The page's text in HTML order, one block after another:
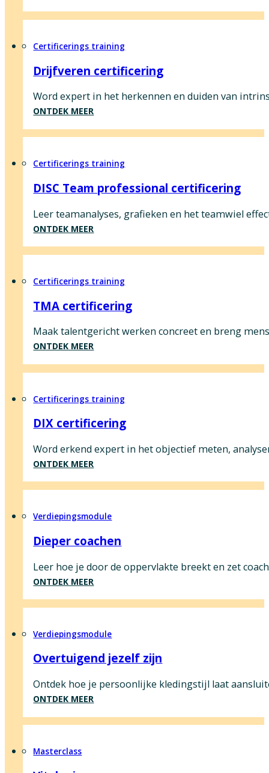
Certificerings training
Drijfveren certificering
Word expert in het herkennen en duiden van
ONTDEK MEER
Certificerings training
DISC Team professional certificering
Leer teamanalyses, grafieken en het teamwiel
ONTDEK MEER
Certificerings training
TMA certificering
Maak talentgericht werken concreet en breng
ONTDEK MEER
Certificerings training
DIX certificering
Word erkend expert in het objectief meten,
ONTDEK MEER
Verdiepingsmodule
Dieper coachen
Leer hoe je door de oppervlakte breekt en zet
ONTDEK MEER
Verdiepingsmodule
Overtuigend jezelf zijn
Ontdek hoe je persoonlijke kledingstijl laat
ONTDEK MEER
Masterclass